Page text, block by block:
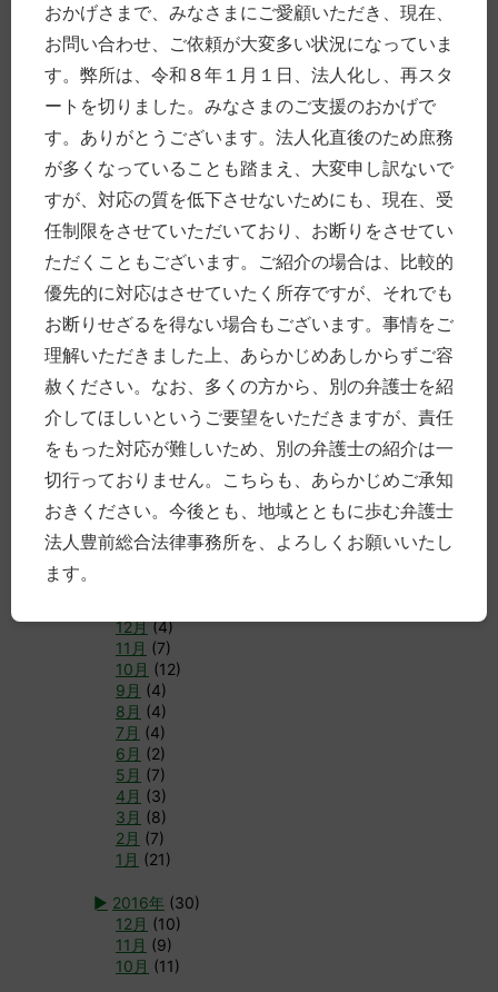
► 2019年
(61)
12月
11月 (5)
10月
(5)
9月
(8)
8月 (3)
7月 (5)
6月 (2)
5月
(1)
4月 (5)
3月 (8)
2月 (8)
1月 (2)
2018年
(77)
12月 (7)
11月 (11)
9月
(10)
8月 (8)
7月
6月 (4)
5月 (6)
3月 (8)
2月 (1)
12月 (4)
11月 (7)
10月 (12)
9月 (4)
8月 (4)
7月 (4)
6月 (2)
5月 (7)
4月 (3)
3月 (8)
2月 (7)
1月 (21)
► 2016年 (30)
12月 (10)
11月 (9)
10月 (11)
おかげさまで、みなさまにご愛顧いただき、現在、
お問い合わせ、ご依頼が大変多い状況になっていま
す。弊所は、令和８年１月１日、法人化し、再スタ
ートを切りました。みなさまのご支援のおかげで
す。ありがとうございます。法人化直後のため庶務
が多くなっていることも踏まえ、大変申し訳ないで
すが、対応の質を低下させないためにも、現在、受
任制限をさせていただいており、お断りをさせてい
ただくこともございます。ご紹介の場合は、比較的
優先的に対応はさせていたく所存ですが、それでも
お断りせざるを得ない場合もございます。事情をご
理解いただきました上、あらかじめあしからずご容
赦ください。なお、多くの方から、別の弁護士を紹
介してほしいというご要望をいただきますが、責任
をもった対応が難しいため、別の弁護士の紹介は一
切行っておりません。こちらも、あらかじめご承知
おきください。今後とも、地域とともに歩む弁護士
法人豊前総合法律事務所を、よろしくお願いいたし
ます。